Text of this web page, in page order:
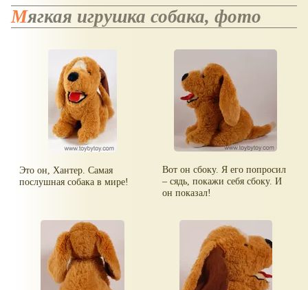
Мягкая игрушка собака, фото
Это он, Хантер. Самая
послушная собака в мире!
Вот он сбоку. Я его попросил
– сядь, покажи себя сбоку. И
он показал!